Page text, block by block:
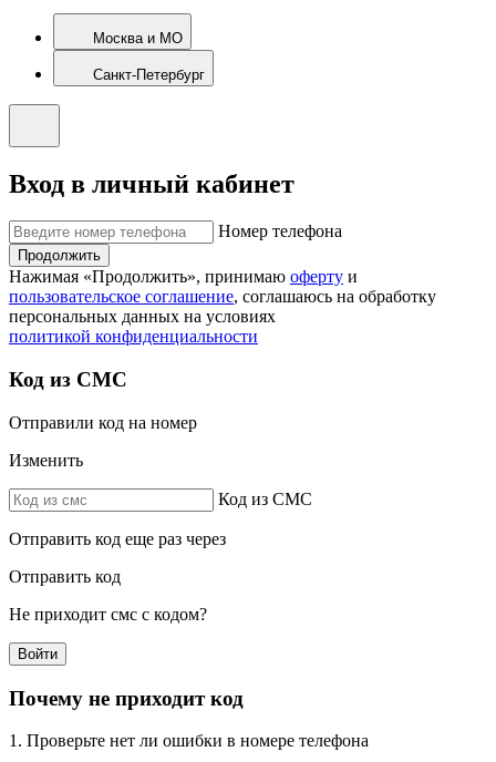
Москва и МО
Санкт-Петербург
Вход в личный кабинет
Номер телефона
Продолжить
Нажимая «Продолжить», принимаю оферту и
пользовательское соглашение, соглашаюсь на обработку
персональных данных на условиях
политикой конфиденциальности
Код из СМС
Отправили код на номер
Изменить
Код из СМС
Отправить код еще раз через
Отправить код
Не приходит смс с кодом?
Войти
Почему не приходит код
1. Проверьте нет ли ошибки в номере телефона